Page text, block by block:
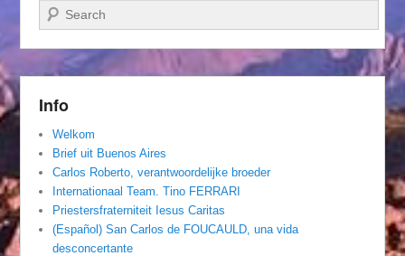
Zoeken
Info
Welkom
Brief uit Buenos Aires
Carlos Roberto, verantwoordelijke broeder
Internationaal Team. Tino FERRARI
Priestersfraterniteit Iesus Caritas
(Español) San Carlos de FOUCAULD, una vida
desconcertante